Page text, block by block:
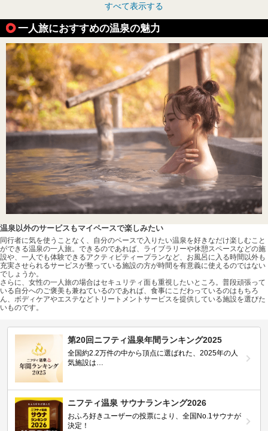
すべて表示する
一人旅におすすめの温泉の魅力
温泉以外のサービスもマイペースで楽しみたい
同行者に気を使うことなく、自分のペースで入りたい温泉を好きなだけ楽しむこと
ができる温泉の一人旅。できるのであれば、ライブラリーや休憩スペースなどの施
設や、一人でも体験できるアクティビティープランなど、お風呂に入る時間以外も
充実させられるサービスが整っている施設の方が時間を有意義に使えるのではない
でしょうか。
さらに、女性の一人旅の場合はセキュリティ面も重視したいところ。普段頑張って
いる自分へのご褒美も兼ねているのであれば、食事にこだわっているのはもちろ
ん、ボディケアやエステなどトリートメントサービスを提供している施設を選びた
いものです。
第20回ニフティ温泉年間ランキング2025
全国約2.2万件の中から頂点に選ばれた、2025年の人
気施設は…
ニフティ温泉 サウナランキング2026
おふろ好きユーザーの投票により、全国No.1サウナが
決定！